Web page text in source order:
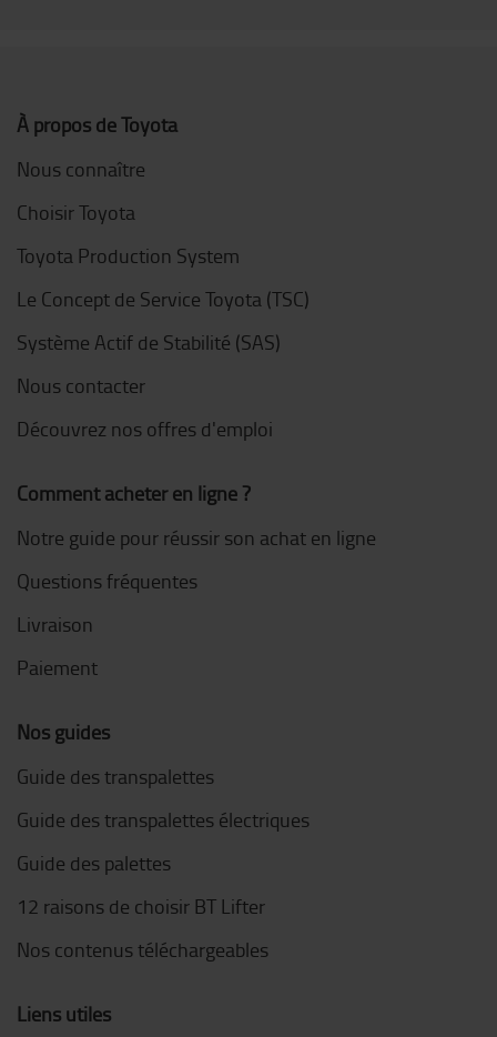
À propos de Toyota
Nous connaître
Choisir Toyota
Toyota Production System
Le Concept de Service Toyota (TSC)
Système Actif de Stabilité (SAS)
Nous contacter
Découvrez nos offres d'emploi
Comment acheter en ligne ?
Notre guide pour réussir son achat en ligne
Questions fréquentes
Livraison
Paiement
Nos guides
Guide des transpalettes
Guide des transpalettes électriques
Guide des palettes
12 raisons de choisir BT Lifter
Nos contenus téléchargeables
Liens utiles